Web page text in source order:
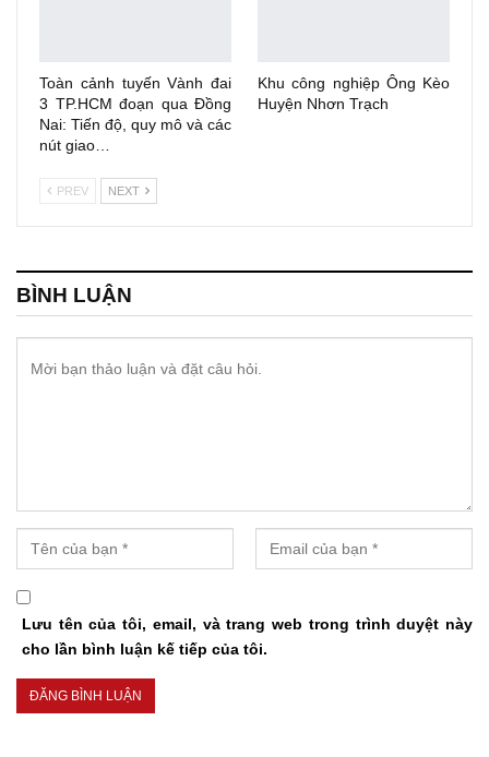
Toàn cảnh tuyến Vành đai
3 TP.HCM đoạn qua Đồng
Nai: Tiến độ, quy mô và các
nút giao…
Khu công nghiệp Ông Kèo
Huyện Nhơn Trạch
PREV NEXT
BÌNH LUẬN
Lưu tên của tôi, email, và trang web trong trình duyệt này
cho lần bình luận kế tiếp của tôi.